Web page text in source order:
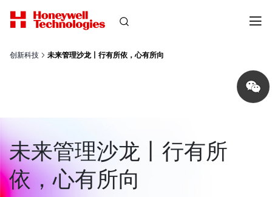
创新科技 未来管理沙龙丨行有所依，心有所向
Share
on
wechat
未来管理沙龙丨行有所
依，心有所向